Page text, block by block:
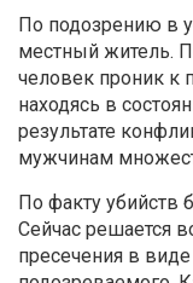
По подозрению в
местный житель.
человек проник к
находясь в
результате
мужчинам
По факту убийств
Сейчас решается
пресечения в